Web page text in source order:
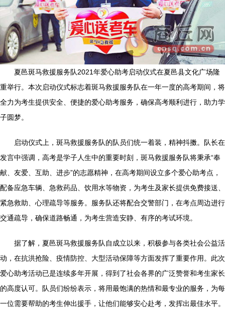
夏邑斑马救援服务队2021年爱心助考启动仪式在夏邑县文化广场隆
重举行。本次启动仪式标志着斑马救援服务队在一年一度的高考期间，将
全力为考生提供安全、便捷的爱心助考服务，确保高考顺利进行，助力学
子圆梦。
启动仪式上，斑马救援服务队的队员们统一着装，精神抖擞。队长在
发言中强调，高考是学子人生中的重要时刻，斑马救援服务队将秉承“奉
献、友爱、互助、进步”的志愿精神，在高考期间设立多个爱心助考点，
配备应急车辆、急救药品、饮用水等物资，为考生及家长提供免费接送、
紧急救助、心理疏导等服务。服务队还将配合交警部门，在考点周边进行
交通疏导，确保道路畅通，为考生营造安静、有序的考试环境。
据了解，夏邑斑马救援服务队自成立以来，积极参与各类社会公益活
动，在抗洪抢险、疫情防控、大型活动保障等方面发挥了重要作用。此次
爱心助考活动已是连续多年开展，得到了社会各界的广泛赞誉和考生家长
的高度认可。队员们纷纷表示，将用最饱满的热情和最专业的服务，为每
一位需要帮助的考生伸出援手，让他们能够安心赴考，发挥出最佳水平。